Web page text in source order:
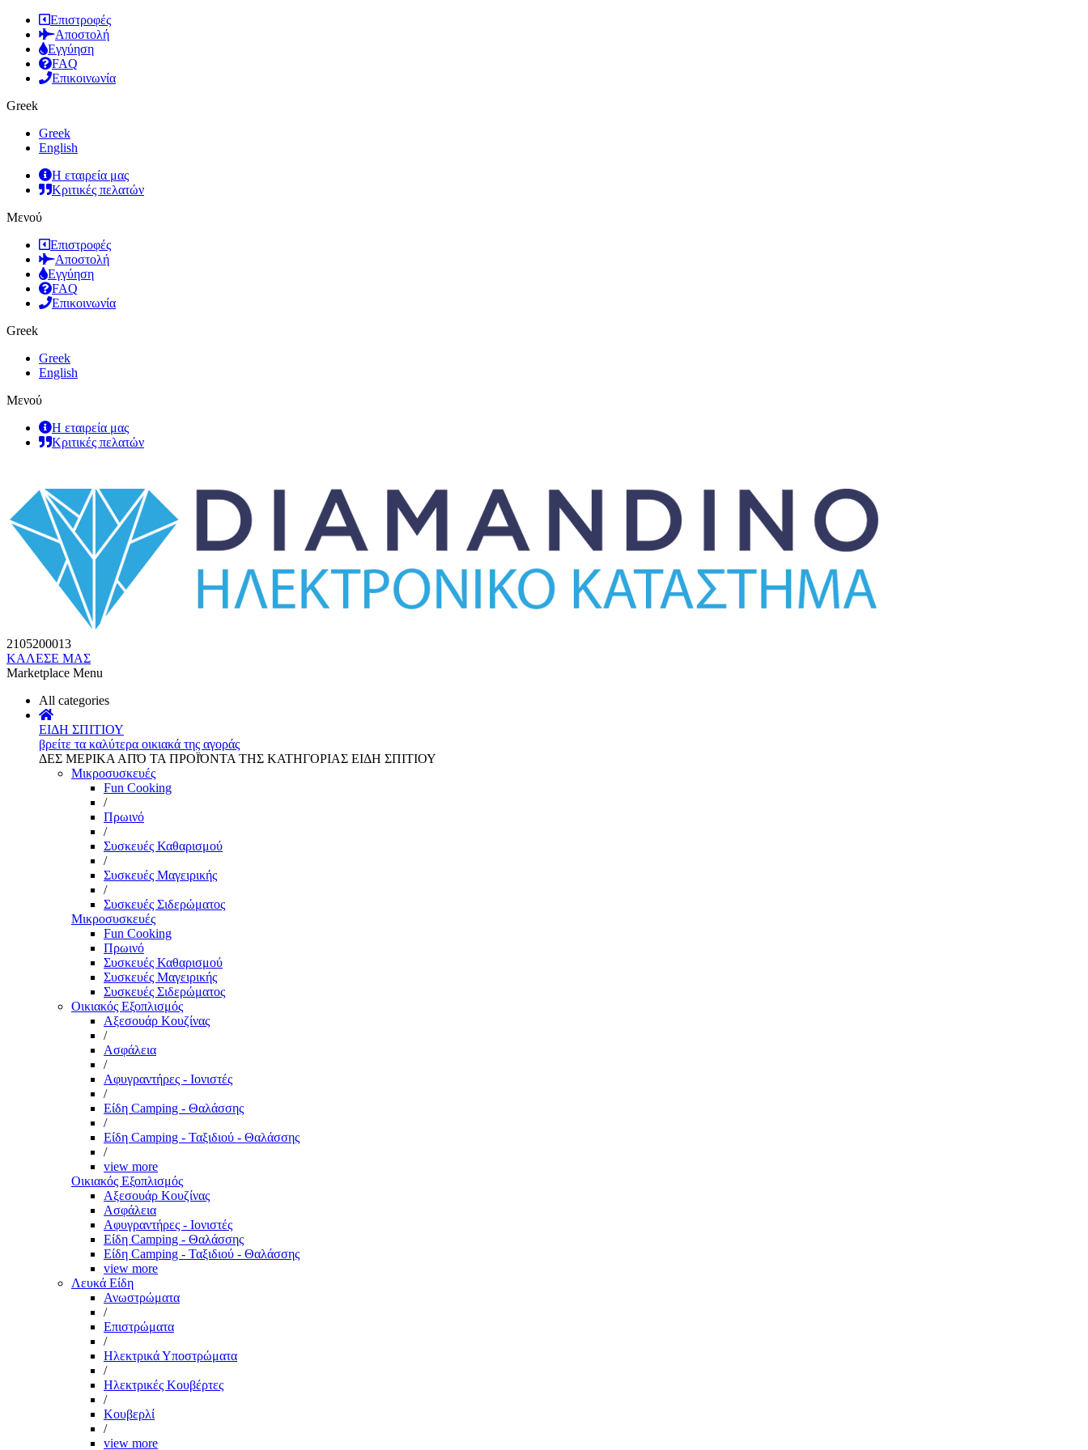
Επιστροφές
Αποστολή
Εγγύηση
FAQ
Επικοινωνία
Greek
Greek
English
Η εταιρεία μας
Κριτικές πελατών
Μενού
Επιστροφές
Αποστολή
Εγγύηση
FAQ
Επικοινωνία
Greek
Greek
English
Μενού
Η εταιρεία μας
Κριτικές πελατών
2105200013
ΚΑΛΕΣΕ ΜΑΣ
Marketplace Menu
All categories
ΕΙΔΗ ΣΠΙΤΙΟΥ
βρείτε τα καλύτερα οικιακά της αγοράς
ΔΕΣ ΜΕΡΙΚΑ ΑΠΌ ΤΑ ΠΡΟΪΌΝΤΑ ΤΗΣ ΚΑΤΗΓΟΡΙΑΣ ΕΙΔΗ ΣΠΙΤΙΟΥ
Μικροσυσκευές
Fun Cooking
/
Πρωινό
/
Συσκευές Καθαρισμού
/
Συσκευές Μαγειρικής
/
Συσκευές Σιδερώματος
Μικροσυσκευές
Fun Cooking
Πρωινό
Συσκευές Καθαρισμού
Συσκευές Μαγειρικής
Συσκευές Σιδερώματος
Οικιακός Εξοπλισμός
Αξεσουάρ Κουζίνας
/
Ασφάλεια
/
Αφυγραντήρες - Ιονιστές
/
Είδη Camping - Θαλάσσης
/
Είδη Camping - Ταξιδιού - Θαλάσσης
/
view more
Οικιακός Εξοπλισμός
Αξεσουάρ Κουζίνας
Ασφάλεια
Αφυγραντήρες - Ιονιστές
Είδη Camping - Θαλάσσης
Είδη Camping - Ταξιδιού - Θαλάσσης
view more
Λευκά Είδη
Ανωστρώματα
/
Επιστρώματα
/
Ηλεκτρικά Υποστρώματα
/
Ηλεκτρικές Κουβέρτες
/
Κουβερλί
/
view more